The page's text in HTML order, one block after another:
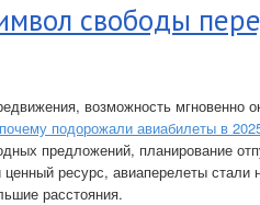
свободы
возможность мгновенно
почему подорожали авиабилеты в
предложений, планирование
ресурс, авиаперелеты стали
расстояния.